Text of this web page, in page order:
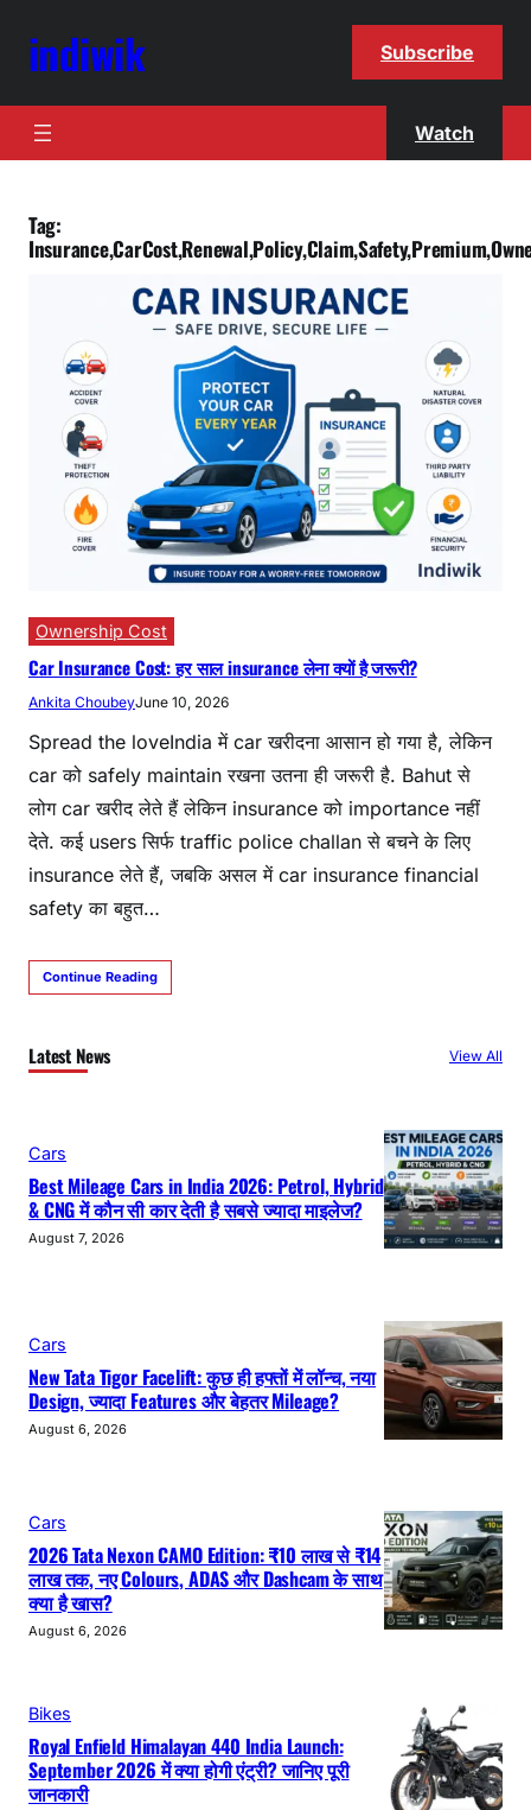
indiwik Subscribe
Watch
Tag:
Ownership Cost
Car Insurance Cost: हर साल insurance लेना क्यों है जरूरी?
Ankita ChoubeyJune 10, 2026
Spread the loveIndia में car खरीदना आसान हो गया है, लेकिन
car को safely maintain रखना उतना ही जरूरी है. Bahut से
लोग car खरीद लेते हैं लेकिन insurance को importance नहीं
देते. कई users सिर्फ traffic police challan से बचने के लिए
insurance लेते हैं, जबकि असल में car insurance financial
safety का बहुत…
Continue Reading
Latest News View All
Cars
Best Mileage Cars in India 2026: Petrol, Hybrid
& CNG में कौन सी कार देती है सबसे ज्यादा माइलेज?
August 7, 2026
Cars
New Tata Tigor Facelift: कुछ ही हफ्तों में लॉन्च, नया
Design, ज्यादा Features और बेहतर Mileage?
August 6, 2026
Cars
2026 Tata Nexon CAMO Edition: ₹10 लाख से ₹14
लाख तक, नए Colours, ADAS और Dashcam के साथ
क्या है खास?
August 6, 2026
Bikes
Royal Enfield Himalayan 440 India Launch:
September 2026 में क्या होगी एंट्री? जानिए पूरी
जानकारी